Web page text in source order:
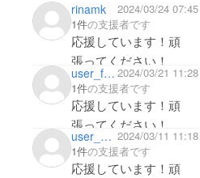
rinamk
2024/03/24 07:45
1件の支援者です
応援しています！頑
張ってください！
user_f76768dbb964 2024/03/21 11:28
1件の支援者です
応援しています！頑
張ってください！
魅せろ！城東魂！！！
user_7ccbf91bd9e4 2024/03/11 11:18
1件の支援者です
応援しています！頑